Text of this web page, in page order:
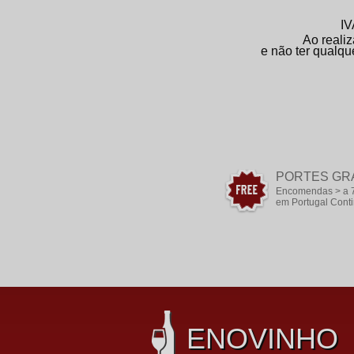
Ao
e não ter
PORTES
Encomendas > a
em Portugal
ENOVINHO